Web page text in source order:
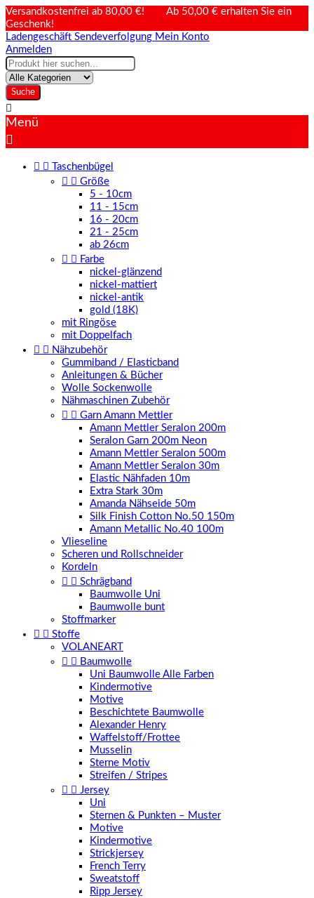
Versandkostenfrei ab 80,00 €! Ab 50,00 € erhalten Sie ein
Geschenk!
Ladengeschäft Sendeverfolgung Mein Konto
Anmelden
Suche

Menü

 
Taschenbügel
  Größe
5 - 10cm
11 - 15cm
16 - 20cm
21 - 25cm
ab 26cm
  Farbe
nickel-glänzend
nickel-mattiert
nickel-antik
gold (18K)
mit Ringöse
mit Doppelfach
  Nähzubehör
Gummiband / Elasticband
Anleitungen & Bücher
Wolle Sockenwolle
Nähmaschinen Zubehör
  Garn Amann Mettler
Amann Mettler Seralon 200m
Seralon Garn 200m Neon
Amann Mettler Seralon 500m
Amann Mettler Seralon 30m
Elastic Nähfaden 10m
Extra Stark 30m
Amanda Nähseide 50m
Silk Finish Cotton No.50 150m
Amann Metallic No.40 100m
Vlieseline
Scheren und Rollschneider
Kordeln
  Schrägband
Baumwolle Uni
Baumwolle bunt
Stoffmarker
  Stoffe
VOLANEART
  Baumwolle
Uni Baumwolle Alle Farben
Kindermotive
Motive
Beschichtete Baumwolle
Alexander Henry
Waffelstoff/Frottee
Musselin
Sterne Motiv
Streifen / Stripes
  Jersey
Uni
Sternen & Punkten – Muster
Motive
Kindermotive
Strickjersey
French Terry
Sweatstoff
Ripp Jersey